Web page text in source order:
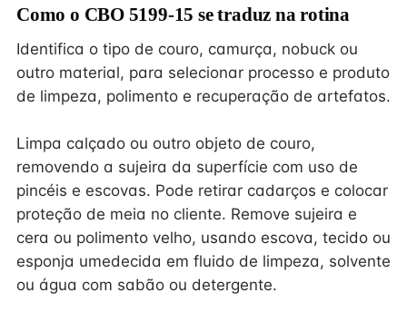
Como o CBO 5199-15 se traduz na rotina
Identifica o tipo de couro, camurça, nobuck ou
outro material, para selecionar processo e produto
de limpeza, polimento e recuperação de artefatos.
Limpa calçado ou outro objeto de couro,
removendo a sujeira da superfície com uso de
pincéis e escovas. Pode retirar cadarços e colocar
proteção de meia no cliente. Remove sujeira e
cera ou polimento velho, usando escova, tecido ou
esponja umedecida em fluido de limpeza, solvente
ou água com sabão ou detergente.